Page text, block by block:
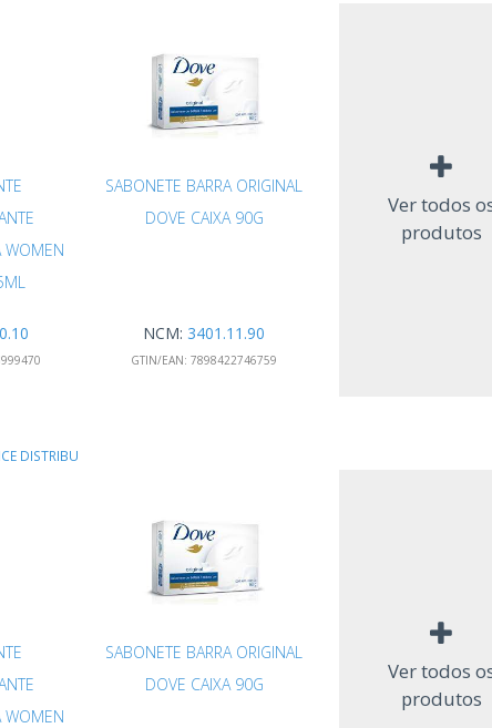
WOMEN
SABONETE BARRA ORIGINAL
DOVE CAIXA 90G
NCM: 3401.11.90
GTIN/EAN: 7898422746759
Ver todos
produtos
DISTRIBU
WOMEN
SABONETE BARRA ORIGINAL
DOVE CAIXA 90G
Ver todos
produtos